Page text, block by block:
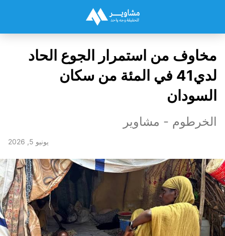
مخاوف من استمرار الجوع الحاد
لدي41 في المئة من سكان
السودان
الخرطوم - مشاوير
يونيو 5, 2026